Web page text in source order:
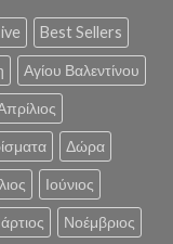
Best Sellers
Αγίου Βαλεντίνου
Δώρα
Ιούνιος
Νοέμβριος